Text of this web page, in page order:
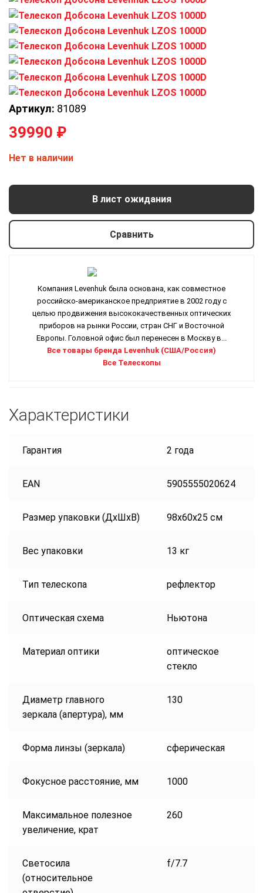
Артикул: 81089
39990 ₽
Нет в наличии
В лист ожидания
Сравнить
Компания Levenhuk была основана, как совместное
российско-американское предприятие в 2002 году с
целью продвижения высококачественных оптических
приборов на рынки России, стран СНГ и Восточной
Европы. Головной офис был перенесен в Москву в...
Все товары бренда Levenhuk (США/Россия)
Все Телескопы
Характеристики
Гарантия 2 года
EAN 5905555020624
Размер упаковки (ДxШxВ) 98x60x25 см
Вес упаковки 13 кг
Тип телескопа рефлектор
Оптическая схема Ньютона
Материал оптики
оптическое
стекло
Диаметр главного
зеркала (апертура), мм
130
Форма линзы (зеркала) сферическая
Фокусное расстояние, мм 1000
Максимальное полезное
увеличение, крат
260
Светосила
(относительное
f/7.7